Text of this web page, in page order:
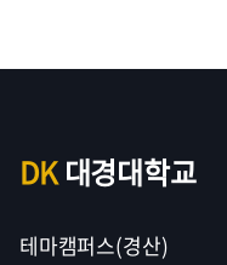
DK대경대학교
테마캠퍼스(경산)